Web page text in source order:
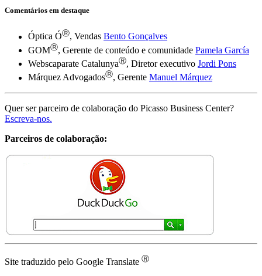
Comentários em destaque
Óptica ÓⓇ, Vendas Bento Gonçalves
GOMⓇ, Gerente de conteúdo e comunidade Pamela García
Webscaparate CatalunyaⓇ, Diretor executivo Jordi Pons
Márquez AdvogadosⓇ, Gerente Manuel Márquez
Quer ser parceiro de colaboração do Picasso Business Center?
Escreva-nos.
Parceiros de colaboração:
Site traduzido pelo Google Translate
Básica9€ / mês + iva
Avançada61,67€ / mês + iva